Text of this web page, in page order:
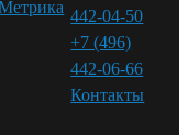
442-04-50
+7 (496)
442-06-66
Контакты⁠